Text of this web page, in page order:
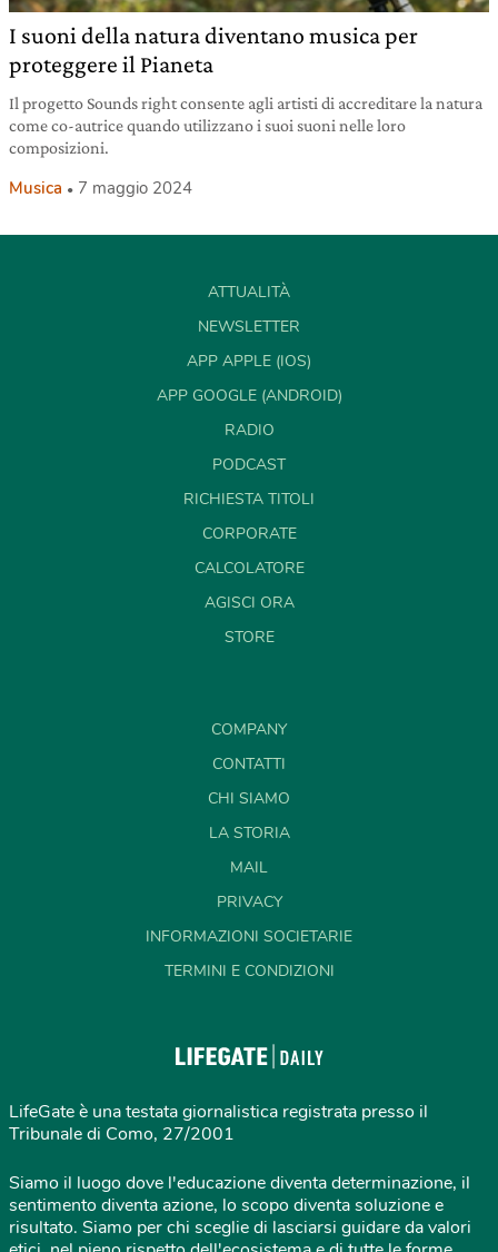
I suoni della natura diventano musica per
proteggere il Pianeta
Il progetto Sounds right consente agli artisti di accreditare la natura
come co-autrice quando utilizzano i suoi suoni nelle loro
composizioni.
Musica 7 maggio 2024
ATTUALITÀ
NEWSLETTER
APP APPLE (IOS)
APP GOOGLE (ANDROID)
RADIO
PODCAST
RICHIESTA TITOLI
CORPORATE
CALCOLATORE
AGISCI ORA
STORE
COMPANY
CONTATTI
CHI SIAMO
LA STORIA
MAIL
PRIVACY
INFORMAZIONI SOCIETARIE
TERMINI E CONDIZIONI
LifeGate è una testata giornalistica registrata presso il
Tribunale di Como, 27/2001
Siamo il luogo dove l'educazione diventa determinazione, il
sentimento diventa azione, lo scopo diventa soluzione e
risultato. Siamo per chi sceglie di lasciarsi guidare da valori